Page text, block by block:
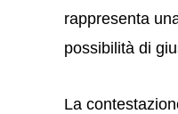
rappresenta
possibilità di
La